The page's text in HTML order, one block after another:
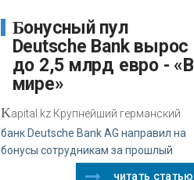
Бонусный пул
Deutsche Bank вырос
до 2,5 млрд евро - «В
мире»
Kapital.kz Крупнейший германский
банк Deutsche Bank AG направил на
бонусы сотрудникам за прошлый
читать статью